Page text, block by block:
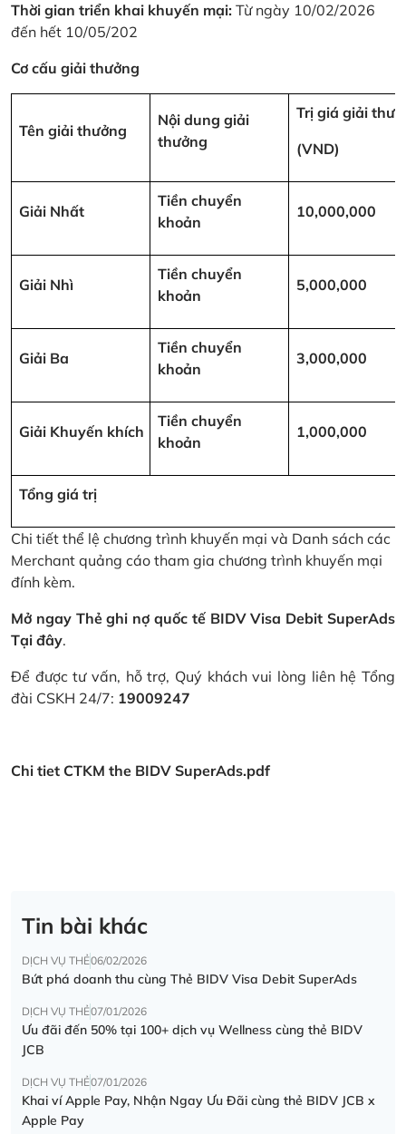
Thời gian triển khai khuyến mại: Từ ngày 10/02/2026
đến hết 10/05/202
Cơ cấu giải thưởng
Tên giải thưởng
Nội dung giải
thưởng
Trị giá giải
(VND)
Giải Nhất
Tiền chuyển
khoản
10,000,000
Giải Nhì
Tiền chuyển
khoản
5,000,000
Giải Ba
Tiền chuyển
khoản
3,000,000
Giải Khuyến khích
Tiền chuyển
khoản
1,000,000
Tổng giá trị
Chi tiết thể lệ chương trình khuyến mại và Danh sách các
Merchant quảng cáo tham gia chương trình khuyến mại
đính kèm.
Mở ngay Thẻ ghi nợ quốc tế BIDV Visa Debit SuperAds
Tại đây.
Để được tư vấn, hỗ trợ, Quý khách vui lòng liên hệ Tổng
đài CSKH 24/7: 19009247
Chi tiet CTKM the BIDV SuperAds.pdf
Tin bài khác
DỊCH VỤ THẺ06/02/2026
Bứt phá doanh thu cùng Thẻ BIDV Visa Debit SuperAds
DỊCH VỤ THẺ07/01/2026
Ưu đãi đến 50% tại 100+ dịch vụ Wellness cùng thẻ BIDV
JCB
DỊCH VỤ THẺ07/01/2026
Khai ví Apple Pay, Nhận Ngay Ưu Đãi cùng thẻ BIDV JCB x
Apple Pay